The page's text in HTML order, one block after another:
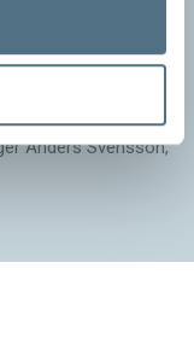
hem. En bra
budskap om
Anders Svensson,